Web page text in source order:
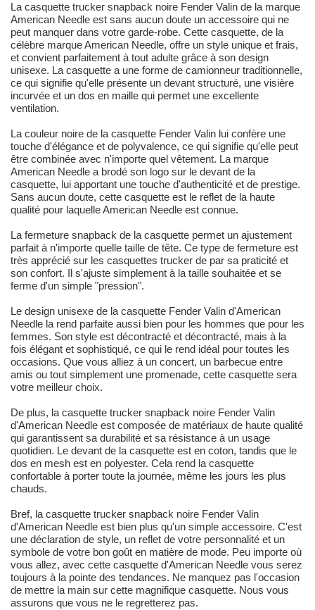
La casquette trucker snapback noire Fender Valin de la marque
American Needle est sans aucun doute un accessoire qui ne
peut manquer dans votre garde-robe. Cette casquette, de la
célèbre marque American Needle, offre un style unique et frais,
et convient parfaitement à tout adulte grâce à son design
unisexe. La casquette a une forme de camionneur traditionnelle,
ce qui signifie qu'elle présente un devant structuré, une visière
incurvée et un dos en maille qui permet une excellente
ventilation.
La couleur noire de la casquette Fender Valin lui confère une
touche d'élégance et de polyvalence, ce qui signifie qu'elle peut
être combinée avec n'importe quel vêtement. La marque
American Needle a brodé son logo sur le devant de la
casquette, lui apportant une touche d'authenticité et de prestige.
Sans aucun doute, cette casquette est le reflet de la haute
qualité pour laquelle American Needle est connue.
La fermeture snapback de la casquette permet un ajustement
parfait à n'importe quelle taille de tête. Ce type de fermeture est
très apprécié sur les casquettes trucker de par sa praticité et
son confort. Il s'ajuste simplement à la taille souhaitée et se
ferme d'un simple "pression".
Le design unisexe de la casquette Fender Valin d'American
Needle la rend parfaite aussi bien pour les hommes que pour les
femmes. Son style est décontracté et décontracté, mais à la
fois élégant et sophistiqué, ce qui le rend idéal pour toutes les
occasions. Que vous alliez à un concert, un barbecue entre
amis ou tout simplement une promenade, cette casquette sera
votre meilleur choix.
De plus, la casquette trucker snapback noire Fender Valin
d'American Needle est composée de matériaux de haute qualité
qui garantissent sa durabilité et sa résistance à un usage
quotidien. Le devant de la casquette est en coton, tandis que le
dos en mesh est en polyester. Cela rend la casquette
confortable à porter toute la journée, même les jours les plus
chauds.
Bref, la casquette trucker snapback noire Fender Valin
d'American Needle est bien plus qu'un simple accessoire. C'est
une déclaration de style, un reflet de votre personnalité et un
symbole de votre bon goût en matière de mode. Peu importe où
vous allez, avec cette casquette d'American Needle vous serez
toujours à la pointe des tendances. Ne manquez pas l'occasion
de mettre la main sur cette magnifique casquette. Nous vous
assurons que vous ne le regretterez pas.